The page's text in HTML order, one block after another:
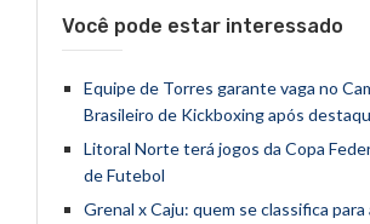
Você pode estar interessado
Equipe de Torres garante vaga no
Brasileiro de Kickboxing após
Litoral Norte terá jogos da Copa
de Futebol
Grenal x Caju: quem se classifica para